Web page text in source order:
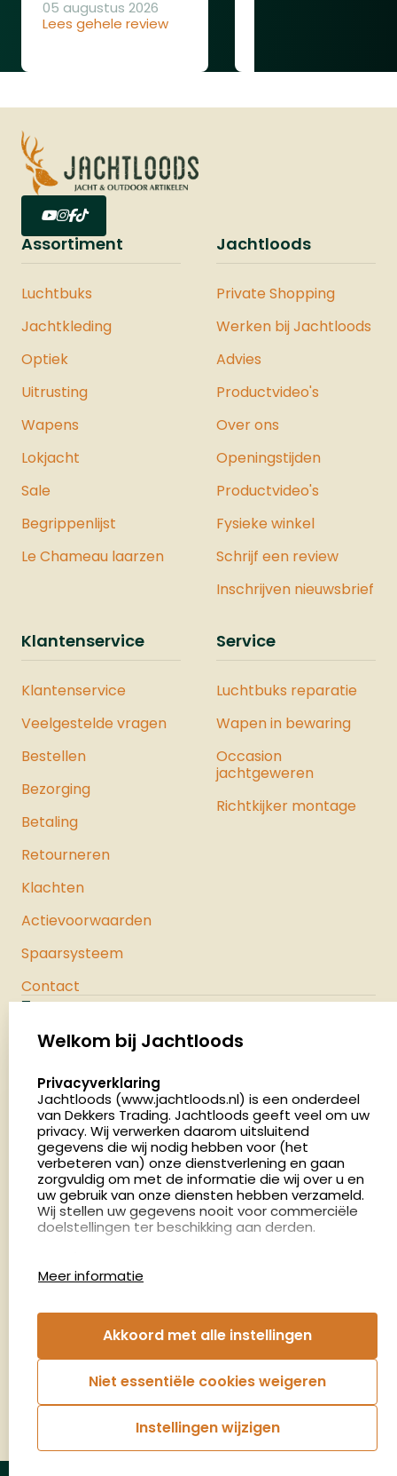
Lees gehele review
05 augustus 2026
Assortiment
Luchtbuks
Jachtkleding
Optiek
Uitrusting
Wapens
Lokjacht
Sale
Begrippenlijst
Le Chameau laarzen
Jachtloods
Private Shopping
Werken bij Jachtloods
Advies
Productvideo's
Over ons
Openingstijden
Productvideo's
Fysieke winkel
Schrijf een review
Inschrijven nieuwsbrief
Klantenservice
Klantenservice
Veelgestelde vragen
Bestellen
Bezorging
Betaling
Retourneren
Klachten
Actievoorwaarden
Spaarsysteem
Contact
Service
Luchtbuks reparatie
Wapen in bewaring
Occasion
jachtgeweren
Richtkijker montage
Palenrij 1
Nederland
4.8
2879 beoordelingen
Openingstijden
Dinsdag en donderdag: 13:00 - 17:00 én 18:00 - 21:00
uur
Afspraak maken
Nieuwsbrief
€5,- kortingsbon voor uw volgende bestelling.
Blijf op de hoogte van het laatste nieuws
Welkom bij Jachtloods
select language
Privacyverklaring
Jachtloods (www.jachtloods.nl) is een onderdeel
van Dekkers Trading. Jachtloods geeft veel om uw
privacy. Wij verwerken daarom uitsluitend
gegevens die wij nodig hebben voor (het
verbeteren van) onze dienstverlening en gaan
zorgvuldig om met de informatie die wij over u en
uw gebruik van onze diensten hebben verzameld.
Wij stellen uw gegevens nooit voor commerciële
doelstellingen ter beschikking aan derden.
gebruiken en hoe effectief de Adwords-
advertenties van Dekkers trading bij Google
zoekresultaatpagina’s zijn. De aldus verkregen
informatie wordt, met inbegrip van het adres van
uw computer (IP-adres), overgebracht naar en
door Google opgeslagen op servers in de
Verenigde Staten. Lees het privacybeleid van
Google voor meer informatie. U treft ook het
Meer informatie
Akkoord met alle instellingen
Niet essentiële cookies weigeren
Instellingen wijzigen